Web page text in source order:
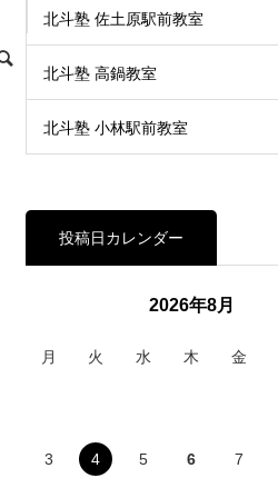
北斗塾 佐土原駅前教室
北斗塾 高鍋教室
北斗塾 小林駅前教室
投稿日カレンダー
2026年8月
月 火 水 木 金
3 4 5 6 7